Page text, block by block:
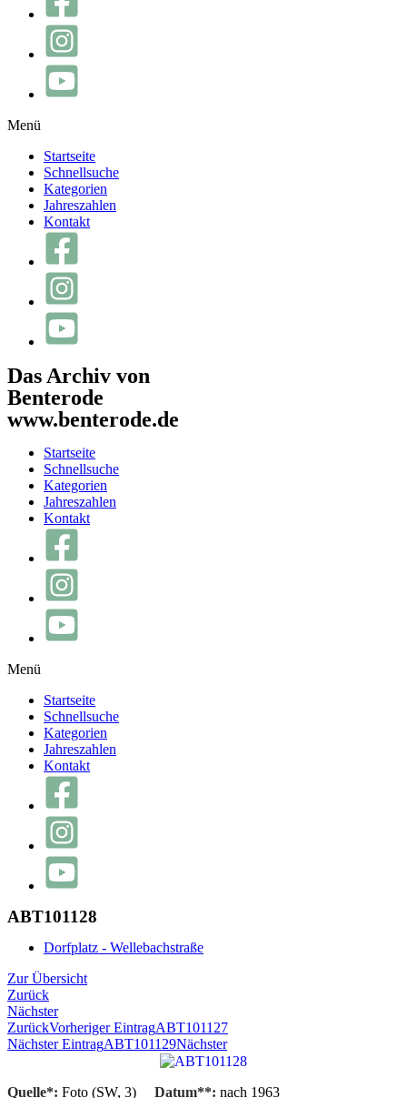
Menü
Startseite
Schnellsuche
Kategorien
Jahreszahlen
Kontakt
Das Archiv von
Benterode
www.benterode.de
Startseite
Schnellsuche
Kategorien
Jahreszahlen
Kontakt
Menü
Startseite
Schnellsuche
Kategorien
Jahreszahlen
Kontakt
ABT101128
Dorfplatz - Wellebachstraße
Zur Übersicht
Zurück
Nächster
ZurückVorheriger EintragABT101127
Nächster EintragABT101129Nächster
Quelle*: Foto (SW, 3) Datum**: nach 1963